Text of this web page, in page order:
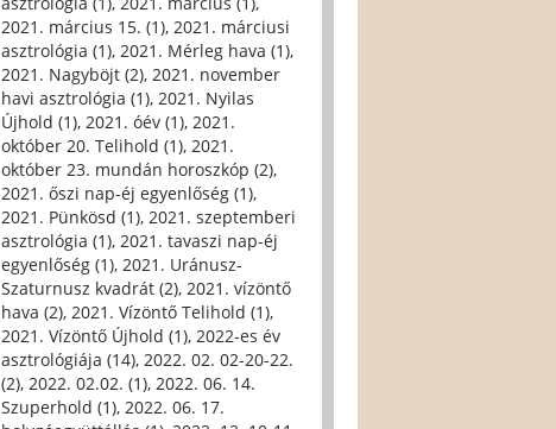
2021. március 15. (1), 2021. márciusi
asztrológia (1), 2021. Mérleg hava (1),
2021. Nagyböjt (2), 2021. november
havi asztrológia (1), 2021. Nyilas
Újhold (1), 2021. óév (1), 2021.
október 20. Telihold (1), 2021.
október 23. mundán horoszkóp (2),
2021. őszi nap-éj egyenlőség (1),
2021. Pünkösd (1), 2021. szeptemberi
asztrológia (1), 2021. tavaszi nap-éj
egyenlőség (1), 2021. Uránusz-
Szaturnusz kvadrát (2), 2021. vízöntő
hava (2), 2021. Vízöntő Telihold (1),
2021. Vízöntő Újhold (1), 2022-es év
asztrológiája (14), 2022. 02. 02-20-22.
(2), 2022. 02.02. (1), 2022. 06. 14.
Szuperhold (1), 2022. 06. 17.